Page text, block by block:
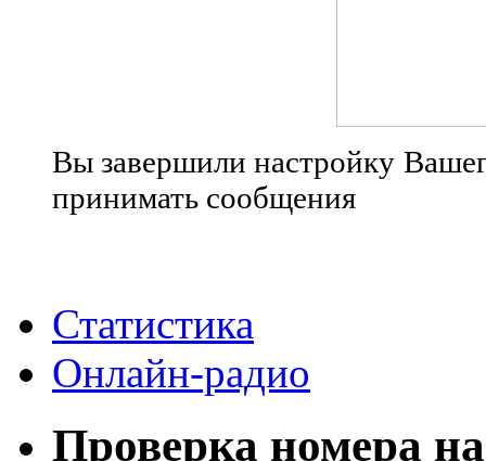
Вы завершили настройку
принимать сообщения
Статистика
Онлайн-радио
Проверка номера